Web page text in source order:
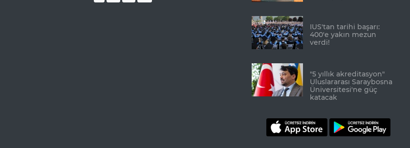
IUS'tan tarihi başarı:
400'e yakın mezun
verdi!
"5 yıllık akreditasyon"
Uluslararası Saraybosna
Üniversitesi'ne güç
katacak